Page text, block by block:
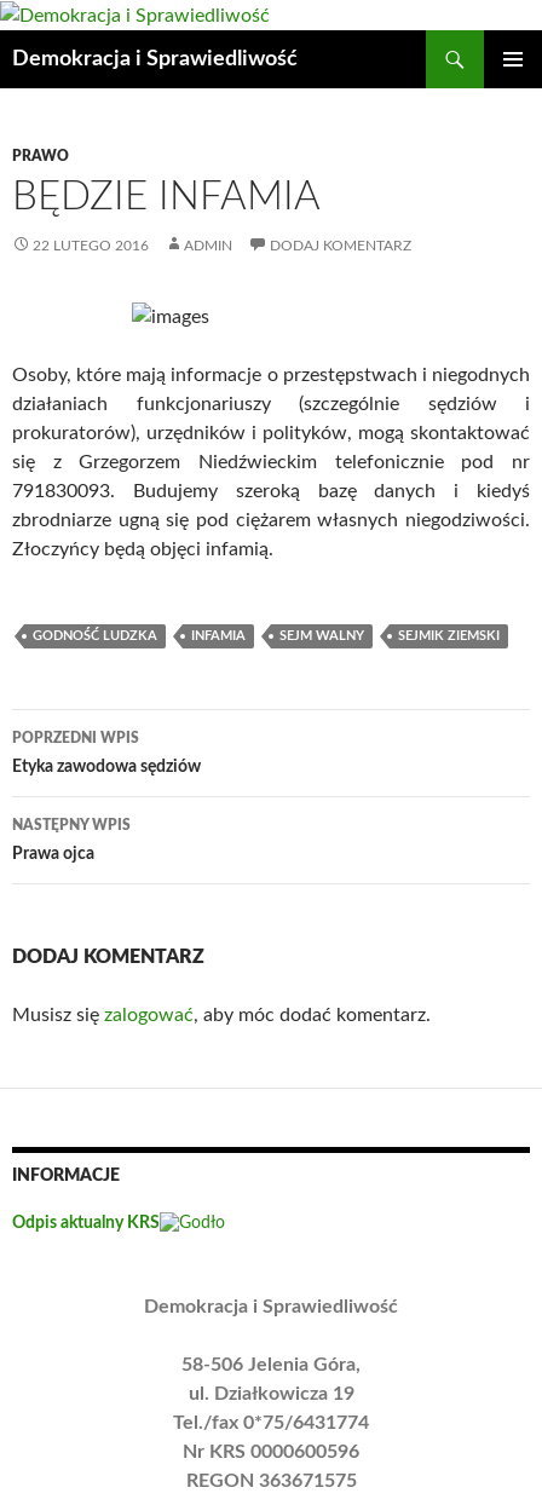
Przejdź
treści
Demokracja i Sprawiedliwość
PRAWO
BĘDZIE INFAMIA
22 LUTEGO 2016 ADMIN DODAJ KOMENTARZ
Osoby, które mają informacje o przestępstwach i niegodnych
działaniach funkcjonariuszy (szczególnie sędziów i
prokuratorów), urzędników i polityków, mogą skontaktować
się z Grzegorzem Niedźwieckim telefonicznie pod nr
791830093. Budujemy szeroką bazę danych i kiedyś
zbrodniarze ugną się pod ciężarem własnych niegodziwości.
Złoczyńcy będą objęci infamią.
GODNOŚĆ LUDZKA INFAMIA SEJM WALNY SEJMIK ZIEMSKI
Nawigacja
wpisu
POPRZEDNI WPIS
Etyka zawodowa sędziów
NASTĘPNY WPIS
Prawa ojca
DODAJ KOMENTARZ
Musisz się zalogować, aby móc dodać komentarz.
INFORMACJE
Odpis aktualny KRS
Demokracja i Sprawiedliwość
58-506 Jelenia Góra,
ul. Działkowicza 19
Tel./fax 0*75/6431774
Nr KRS 0000600596
REGON 363671575